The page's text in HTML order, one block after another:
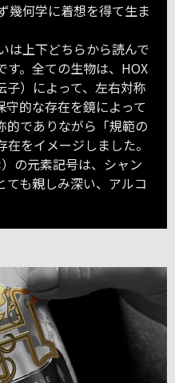
幾何学に着想を得て生ま
は上下どちらから読んで
す。全ての生物は、HOX
）によって、左右対称
守的な存在を鏡によって
的でありながら「規範の
をイメージしました。
の元素記号は、シャン
ても親しみ深い、アルコ